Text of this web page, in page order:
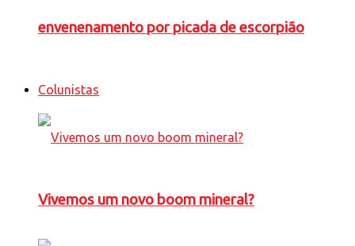
envenenamento por picada de escorpião
Colunistas
Vivemos um novo boom mineral?